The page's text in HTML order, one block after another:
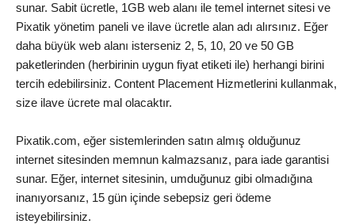
sunar. Sabit ücretle, 1GB web alanı ile temel internet sitesi ve
Pixatik yönetim paneli ve ilave ücretle alan adı alırsınız. Eğer
daha büyük web alanı isterseniz 2, 5, 10, 20 ve 50 GB
paketlerinden (herbirinin uygun fiyat etiketi ile) herhangi birini
tercih edebilirsiniz. Content Placement Hizmetlerini kullanmak,
size ilave ücrete mal olacaktır.
Pixatik.com, eğer sistemlerinden satın almış olduğunuz
internet sitesinden memnun kalmazsanız, para iade garantisi
sunar. Eğer, internet sitesinin, umduğunuz gibi olmadığına
inanıyorsanız, 15 gün içinde sebepsiz geri ödeme
isteyebilirsiniz.